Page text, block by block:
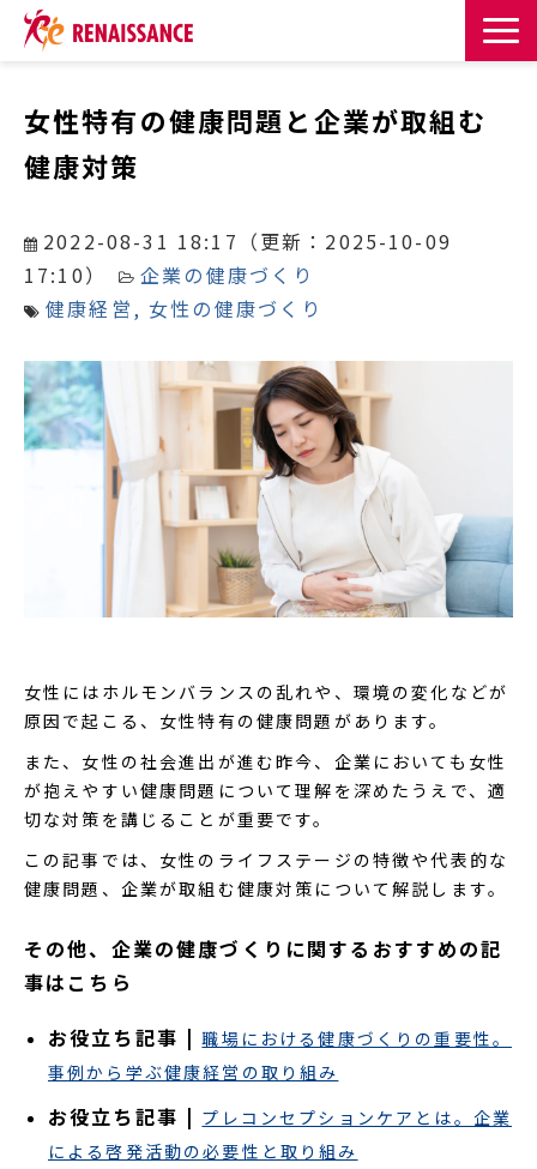
課題・目的からサービスを探す
導入事例
お知らせ
お役立ち記事一覧
お役立ち資料
イベント・セミナー
女性特有の健康問題と企業が取組む
健康対策
2022-08-31 18:17 （更新： 2025-10-09
17:10）
企業の健康づくり
健康経営
女性の健康づくり
女性にはホルモンバランスの乱れや、環境の変化などが
原因で起こる、女性特有の健康問題があります。
また、女性の社会進出が進む昨今、企業においても女性
が抱えやすい健康問題について理解を深めたうえで、適
切な対策を講じることが重要です。
この記事では、女性のライフステージの特徴や代表的な
健康問題、企業が取組む健康対策について解説します。
その他、企業の健康づくりに関するおすすめの記
事はこちら
お役立ち記事 |職場における健康づくりの重要性。
事例から学ぶ健康経営の取り組み
お役立ち記事 | プレコンセプションケアとは。企業
による啓発活動の必要性と取り組み